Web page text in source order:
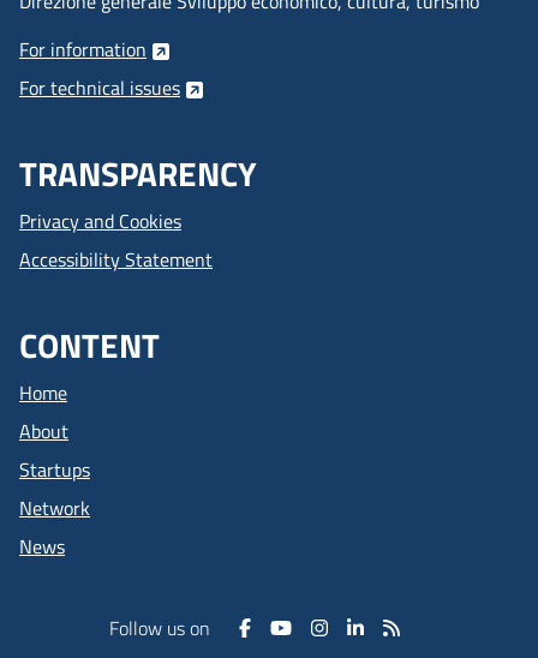
For information
For technical issues
TRANSPARENCY
Privacy and Cookies
Accessibility Statement
CONTENT
Home
About
Startups
Network
News
Follow us on